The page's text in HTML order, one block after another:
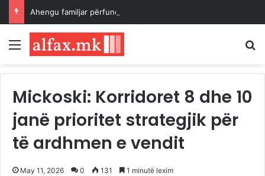
Menu
Mickoski: Korridoret 8 dhe 10
janë prioritet strategjik për
të ardhmen e vendit
May 11, 2026 0 131 1 minutë lexim